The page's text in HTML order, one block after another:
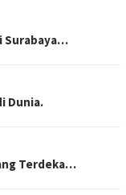
Surabaya…
Dunia.
Terdeka…